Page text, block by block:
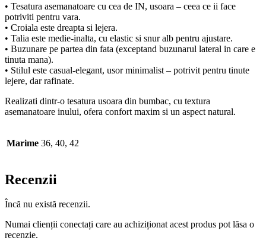
• Tesatura asemanatoare cu cea de IN, usoara – ceea ce ii face
potriviti pentru vara.
• Croiala este dreapta si lejera.
• Talia este medie-inalta, cu elastic si snur alb pentru ajustare.
• Buzunare pe partea din fata (exceptand buzunarul lateral in care e
tinuta mana).
• Stilul este casual-elegant, usor minimalist – potrivit pentru tinute
lejere, dar rafinate.
Realizati dintr-o tesatura usoara din bumbac, cu textura
asemanatoare inului, ofera confort maxim si un aspect natural.
Marime 36, 40, 42
Recenzii
Încă nu există recenzii.
Numai clienții conectați care au achiziționat acest produs pot lăsa o
recenzie.